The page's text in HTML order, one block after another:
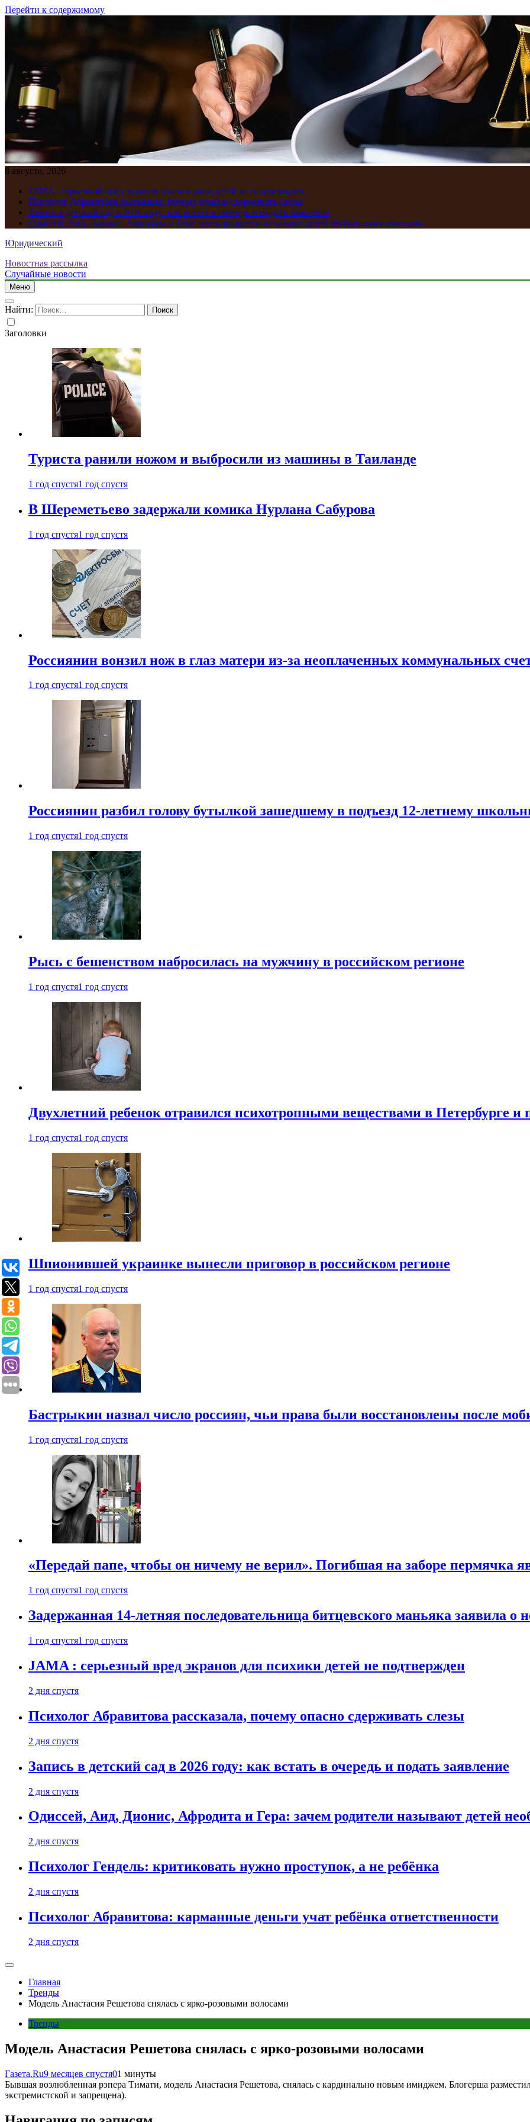
Перейти к содержимому
8 августа, 2026
JAMA : серьезный вред экранов для психики детей не подтвержден
Психолог Абравитова рассказала, почему опасно сдерживать слезы
Запись в детский сад в 2026 году: как встать в очередь и подать заявление
Одиссей, Аид, Дионис, Афродита и Гера: зачем родители называют детей необычными именами
Юридический
Новостная рассылка
Случайные новости
Меню
Найти:
Заголовки
Туриста ранили ножом и выбросили из машины в Таиланде
1 год спустя1 год спустя
В Шереметьево задержали комика Нурлана Сабурова
1 год спустя1 год спустя
Россиянин вонзил нож в глаз матери из-за неоплаченных коммунальных
1 год спустя1 год спустя
Россиянин разбил голову бутылкой зашедшему в подъезд 12-летнему
1 год спустя1 год спустя
Рысь с бешенством набросилась на мужчину в российском регионе
1 год спустя1 год спустя
Двухлетний ребенок отравился психотропными веществами в Петербурге
1 год спустя1 год спустя
Шпионившей украинке вынесли приговор в российском регионе
1 год спустя1 год спустя
Бастрыкин назвал число россиян, чьи права были восстановлены после
1 год спустя1 год спустя
«Передай папе, чтобы он ничему не верил». Погибшая на заборе пермячка
1 год спустя1 год спустя
Задержанная 14-летняя последовательница битцевского маньяка заявила о
1 год спустя1 год спустя
JAMA : серьезный вред экранов для психики детей не подтвержден
2 дня спустя
Психолог Абравитова рассказала, почему опасно сдерживать слезы
2 дня спустя
Запись в детский сад в 2026 году: как встать в очередь и подать заявление
2 дня спустя
Одиссей, Аид, Дионис, Афродита и Гера: зачем родители называют детей
2 дня спустя
Психолог Гендель: критиковать нужно проступок, а не ребёнка
2 дня спустя
Психолог Абравитова: карманные деньги учат ребёнка ответственности
2 дня спустя
Главная
Тренды
Модель Анастасия Решетова снялась с ярко-розовыми волосами
Тренды
Модель Анастасия Решетова снялась с ярко-розовыми волосами
Газета.Ru9 месяцев спустя01 минуты
Бывшая возлюбленная рэпера Тимати, модель Анастасия Решетова, снялась с кардинально новым имиджем. Блогерша
экстремистской и запрещена).